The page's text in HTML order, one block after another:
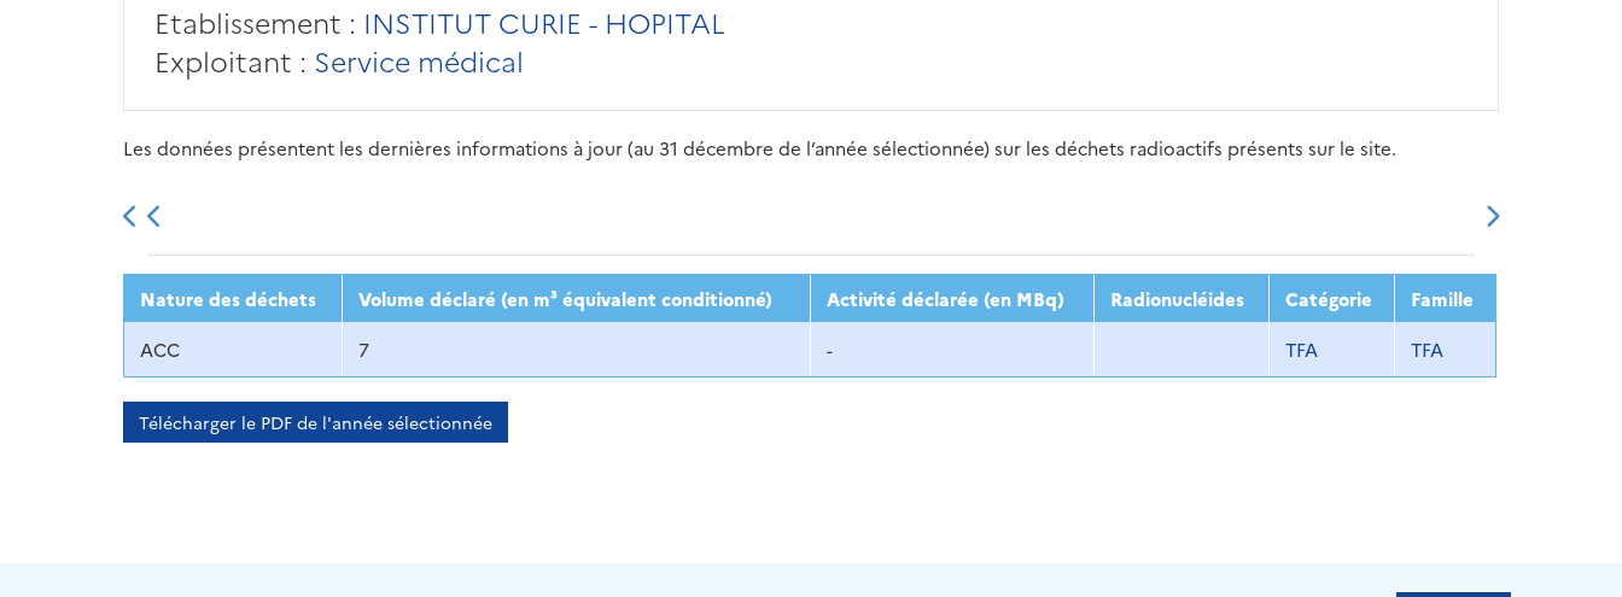
Etablissement : INSTITUT CURIE - HOPITAL
Exploitant : Service médical
Les données présentent les dernières informations à jour (au 31 décembre de l’année sélectionnée) sur les déchets radioactifs présents sur le site.
2013 2014 2015 2016 2017 2018 2019 2020 2021 2022 2023
Nature des déchets Volume déclaré (en m³ équivalent conditionné) Activité déclarée (en MBq) Radionucléides Catégorie
Famille
ACC
7 - TFA TFA
Télécharger le PDF de l'année sélectionnée